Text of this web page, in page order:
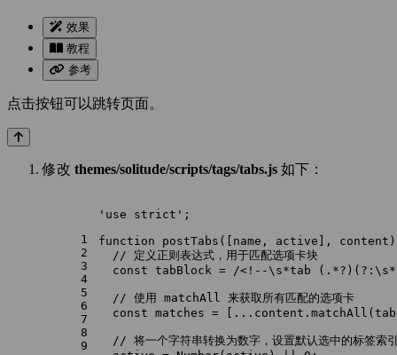
效果
教程
参考
点击按钮可以跳转页面。
修改 themes/solitude/scripts/tags/tabs.js 如下：
1
2
3
4
5
6
7
8
9
'use strict' ;
function
postTabs ( [name, active], content
// 定义正则表达式，用于匹配选项卡块
const tabBlock = /<!--\s*tab
// 使用 matchAll 来获取所有匹配的选项卡
const matches = [...content. matchAll
// 将一个字符串转换为数字，设置默认选中的标签索